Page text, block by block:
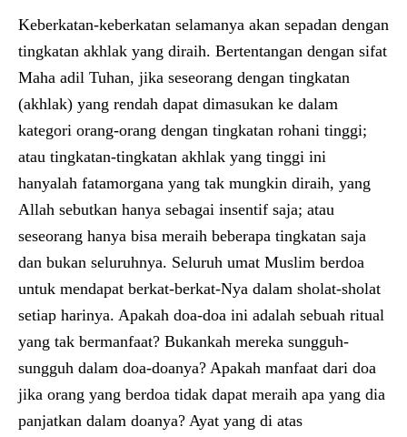
Keberkatan-keberkatan selamanya akan sepadan dengan
tingkatan akhlak yang diraih. Bertentangan dengan sifat
Maha adil Tuhan, jika seseorang dengan tingkatan
(akhlak) yang rendah dapat dimasukan ke dalam
kategori orang-orang dengan tingkatan rohani tinggi;
atau tingkatan-tingkatan akhlak yang tinggi ini
hanyalah fatamorgana yang tak mungkin diraih, yang
Allah sebutkan hanya sebagai insentif saja; atau
seseorang hanya bisa meraih beberapa tingkatan saja
dan bukan seluruhnya. Seluruh umat Muslim berdoa
untuk mendapat berkat-berkat-Nya dalam sholat-sholat
setiap harinya. Apakah doa-doa ini adalah sebuah ritual
yang tak bermanfaat? Bukankah mereka sungguh-
sungguh dalam doa-doanya? Apakah manfaat dari doa
jika orang yang berdoa tidak dapat meraih apa yang dia
panjatkan dalam doanya? Ayat yang di atas